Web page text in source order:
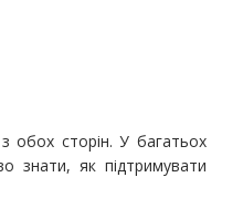
обох сторін. У багатьох
знати, як підтримувати